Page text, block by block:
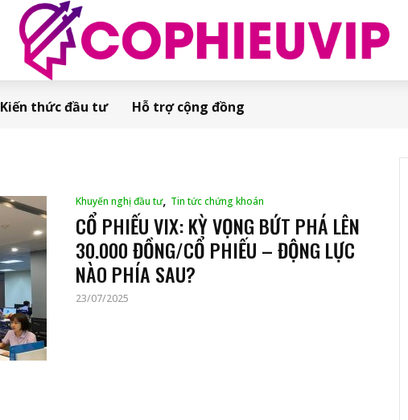
Kiến thức đầu tư Hỗ trợ cộng đồng
Khuyến nghị đầu tư, Tin tức chứng khoán
CỔ PHIẾU VIX: KỲ VỌNG BỨT PHÁ LÊN
30.000 ĐỒNG/CỔ PHIẾU – ĐỘNG LỰC
NÀO PHÍA SAU?
23/07/2025